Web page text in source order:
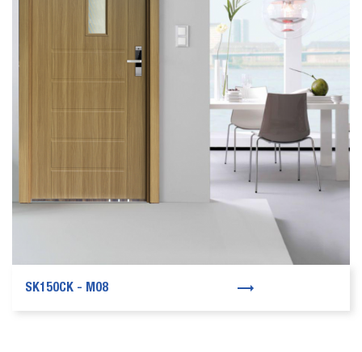
SK150CK - M08